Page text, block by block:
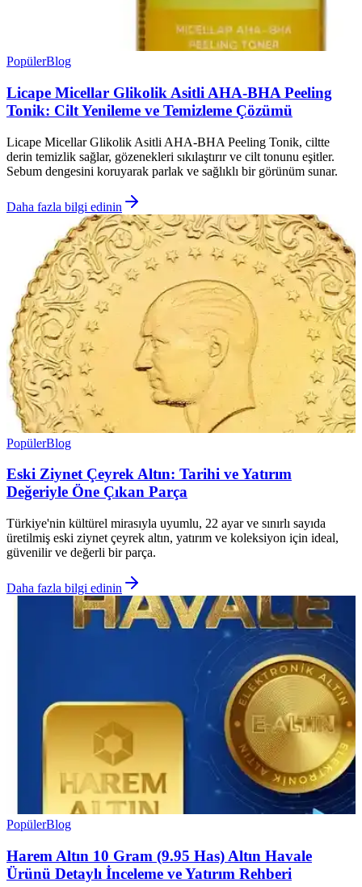
PopülerBlog
Licape Micellar Glikolik Asitli AHA-BHA Peeling
Tonik: Cilt Yenileme ve Temizleme Çözümü
Licape Micellar Glikolik Asitli AHA-BHA Peeling Tonik, ciltte
derin temizlik sağlar, gözenekleri sıkılaştırır ve cilt tonunu eşitler.
Sebum dengesini koruyarak parlak ve sağlıklı bir görünüm sunar.
Daha fazla bilgi edinin
PopülerBlog
Eski Ziynet Çeyrek Altın: Tarihi ve Yatırım
Değeriyle Öne Çıkan Parça
Türkiye'nin kültürel mirasıyla uyumlu, 22 ayar ve sınırlı sayıda
üretilmiş eski ziynet çeyrek altın, yatırım ve koleksiyon için ideal,
güvenilir ve değerli bir parça.
Daha fazla bilgi edinin
PopülerBlog
Harem Altın 10 Gram (9.95 Has) Altın Havale
Ürünü Detaylı İnceleme ve Yatırım Rehberi